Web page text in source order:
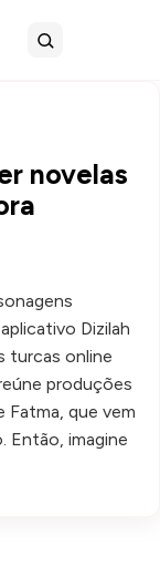
Buscar
novelas
Dizilah
turcas online
produções
Fatma, que vem
Então, imagine